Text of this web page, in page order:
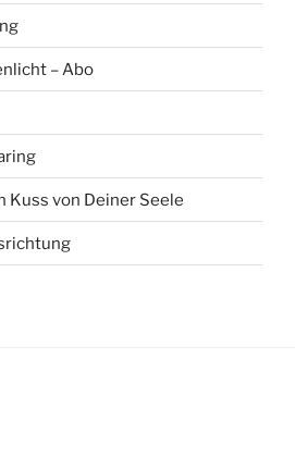
– Abo
Kuss von Deiner Seele